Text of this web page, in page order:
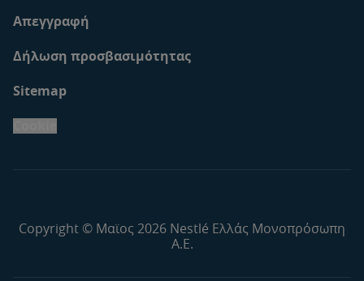
Απεγγραφή
Δήλωση προσβασιμότητας
Sitemap
Copyright © Μαϊος 2026 Nestlé Ελλάς Μονοπρόσωπη
Α.Ε.